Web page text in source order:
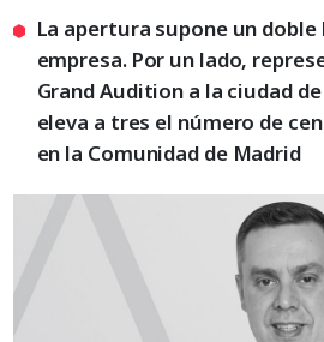
La apertura supone un
empresa. Por un lado,
Grand Audition a la ciudad
eleva a tres el número de
en la Comunidad de Madrid